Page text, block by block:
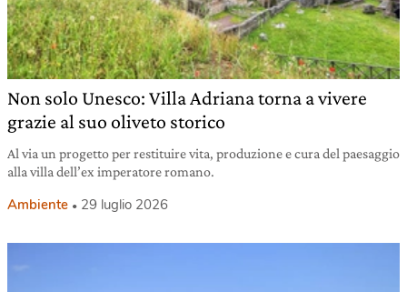
Non solo Unesco: Villa Adriana torna a vivere
grazie al suo oliveto storico
Al via un progetto per restituire vita, produzione e cura del paesaggio
alla villa dell’ex imperatore romano.
Ambiente 29 luglio 2026